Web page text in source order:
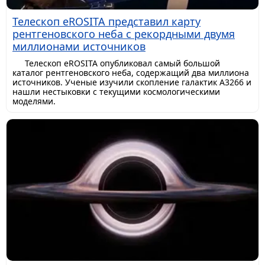
Телескоп eROSITA представил карту
рентгеновского неба с рекордными двумя
миллионами источников
Телескоп eROSITA опубликовал самый большой
каталог рентгеновского неба, содержащий два миллиона
источников. Ученые изучили скопление галактик A3266 и
нашли нестыковки с текущими космологическими
моделями.